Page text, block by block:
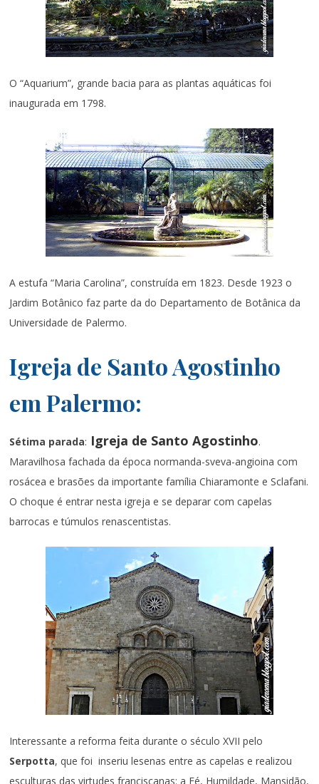
O “Aquarium”, grande bacia para as plantas aquáticas foi
inaugurada em 1798.
A estufa “Maria Carolina”, construída em 1823. Desde 1923 o
Jardim Botânico faz parte da do Departamento de Botânica da
Universidade de Palermo.
Igreja de Santo Agostinho
em Palermo:
Sétima parada: Igreja de Santo Agostinho.
Maravilhosa fachada da época normanda-sveva-angioina com
rosácea e brasões da importante família Chiaramonte e Sclafani.
O choque é entrar nesta igreja e se deparar com capelas
barrocas e túmulos renascentistas.
Interessante a reforma feita durante o século XVII pelo
Serpotta, que foi inseriu lesenas entre as capelas e realizou
esculturas das virtudes franciscanas: a Fé, Humildade, Mansidão,